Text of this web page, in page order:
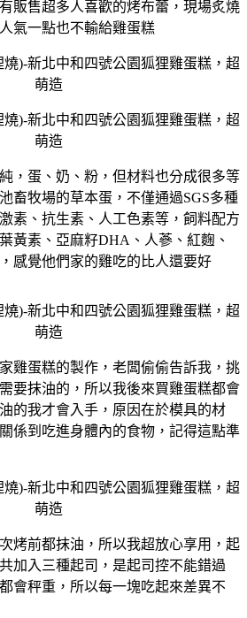
販售超多人喜歡的烤布蕾， 現場炙燒
氣一點也不輸給雞蛋糕
，蛋、奶、粉，但材料也分成很多等
畜牧場的草本蛋，不僅通過SGS多種
素、抗生素、人工色素等，飼料配方
黃素、亞麻籽DHA、人蔘、紅麴、
感覺他們家的雞吃的比人還要好
雞蛋糕的製作，老闆偷偷告訴我，挑
要抹油的， 所以我後來買雞蛋糕都會
的我才會入手， 原因在於模具的材
係到吃進身體內的食物，記得這點準
烤前都抹油，所以我超放心享用， 起
加入三種起司，是起司控不能錯過
會秤重，所以每一塊吃起來差異不